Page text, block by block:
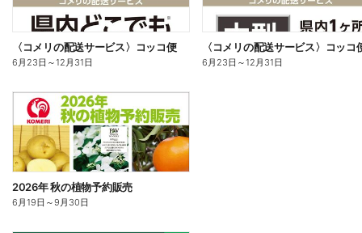
〈コメリの配送サービス〉コッコ便
6月23日 ～12月31日
〈コメリの配送サービス〉コッコ
6月23日 ～12月31日
2026年 秋の植物予約販売
6月19日 ～9月30日